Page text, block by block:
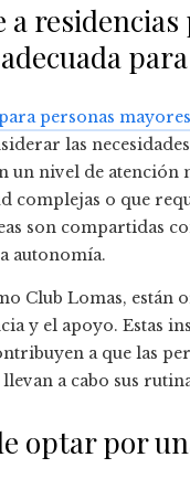
personas mayores
las
un nivel de atención
complejas o que
son compartidas
autonomía.
Club Lomas, están
y el apoyo. Estas
a que las
a cabo sus
optar por